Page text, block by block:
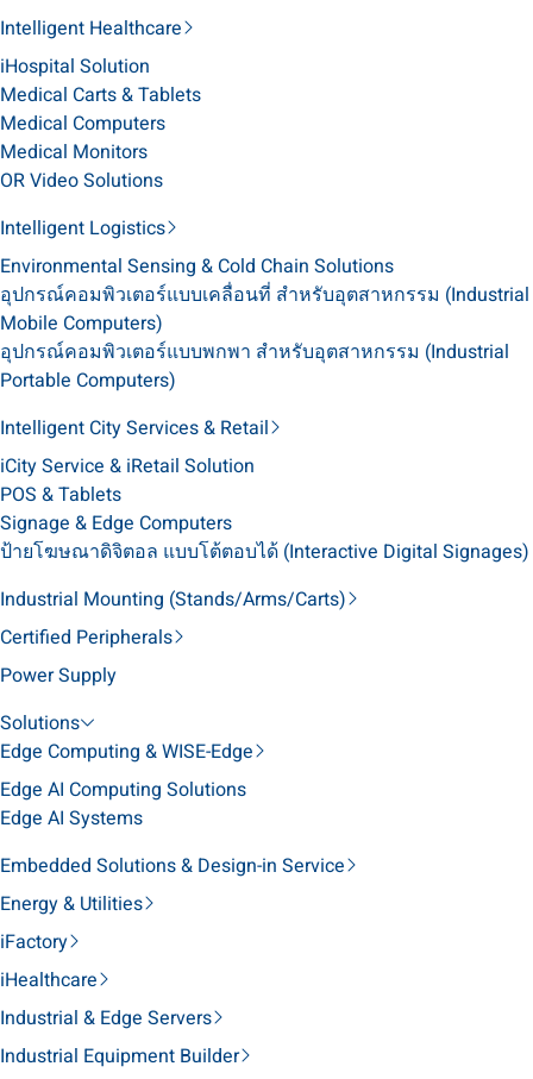
Intelligent Healthcare
iHospital Solution
Medical Carts & Tablets
Medical Computers
Medical Monitors
OR Video Solutions
Intelligent Logistics
Environmental Sensing & Cold Chain Solutions
อุปกรณ์คอมพิวเตอร์แบบเคลื่อนที่ สำหรับอุตสาหกรรม (Industrial
Mobile Computers)
อุปกรณ์คอมพิวเตอร์แบบพกพา สำหรับอุตสาหกรรม (Industrial
Portable Computers)
Intelligent City Services & Retail
iCity Service & iRetail Solution
POS & Tablets
Signage & Edge Computers
ป้ายโฆษณาดิจิตอล แบบโต้ตอบได้ (Interactive Digital Signages)
Industrial Mounting (Stands/Arms/Carts)
Certified Peripherals
Power Supply
Solutions
Edge Computing & WISE-Edge
Edge AI Computing Solutions
Edge AI Systems
Embedded Solutions & Design-in Service
Energy & Utilities
iFactory
iHealthcare
Industrial & Edge Servers
Industrial Equipment Builder